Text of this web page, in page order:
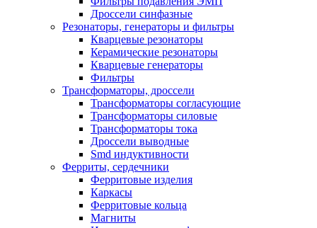
Дроссели синфазные
Резонаторы, генераторы и фильтры
Кварцевые резонаторы
Керамические резонаторы
Кварцевые генераторы
Фильтры
Трансформаторы, дроссели
Трансформаторы согласующие
Трансформаторы силовые
Трансформаторы тока
Дроссели выводные
Smd индуктивности
Ферриты, сердечники
Ферритовые изделия
Каркасы
Ферритовые кольца
Магниты